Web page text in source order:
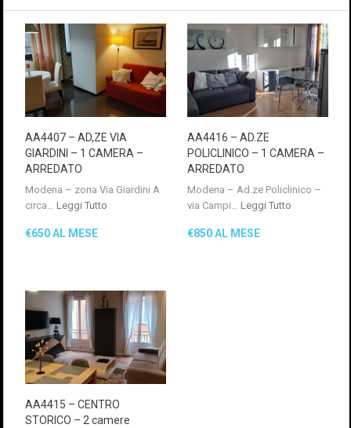
AA4407 – AD,ZE VIA
GIARDINI – 1 CAMERA –
ARREDATO
Modena – zona Via Giardini A
circa… Leggi Tutto
€650 AL MESE
AA4416 – AD.ZE
POLICLINICO – 1 CAMERA –
ARREDATO
Modena – Ad.ze Policlinico –
via Campi… Leggi Tutto
€850 AL MESE
AA4415 – CENTRO
STORICO – 2 camere